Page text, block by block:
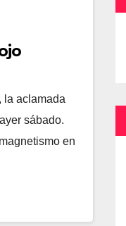
la aclamada
sábado.
en